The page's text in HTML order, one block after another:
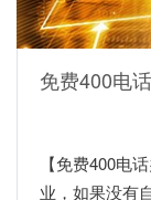
免费400电
【免费400电
业，如果没有